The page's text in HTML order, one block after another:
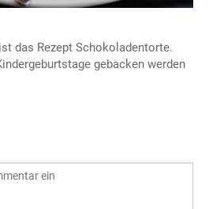
das Rezept Schokoladentorte.
gebacken werden